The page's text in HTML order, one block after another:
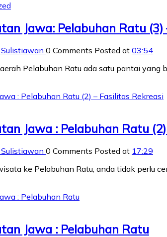
Jawa: Pelabuhan Ratu
Sulistiawan 0 Comments Posted at 03:54
Pelabuhan Ratu ada satu pantai yang
Jawa : Pelabuhan Ratu
Sulistiawan 0 Comments Posted at 17:29
ke Pelabuhan Ratu, anda tidak perlu
Jawa : Pelabuhan Ratu